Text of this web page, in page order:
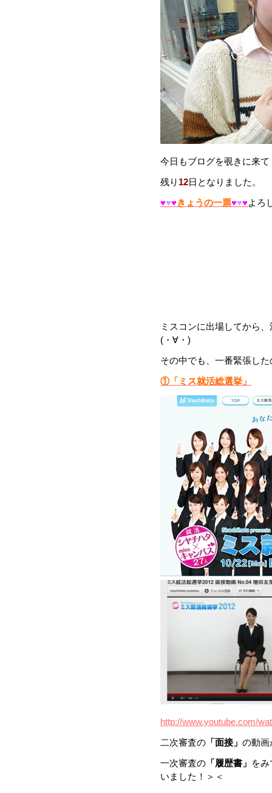
今日もブログを覗きに来
残り 12日となりました。
♥♥♥きょうの一票♥♥♥よろ
ミスコンに出場してから
(・∀・)
その中でも、一番緊張し
①「ミス就活総選挙」
http://www.youtube.com/
二次審査の 「面接」 の動画
一次審査の 「履歴書」 を
いました！＞＜